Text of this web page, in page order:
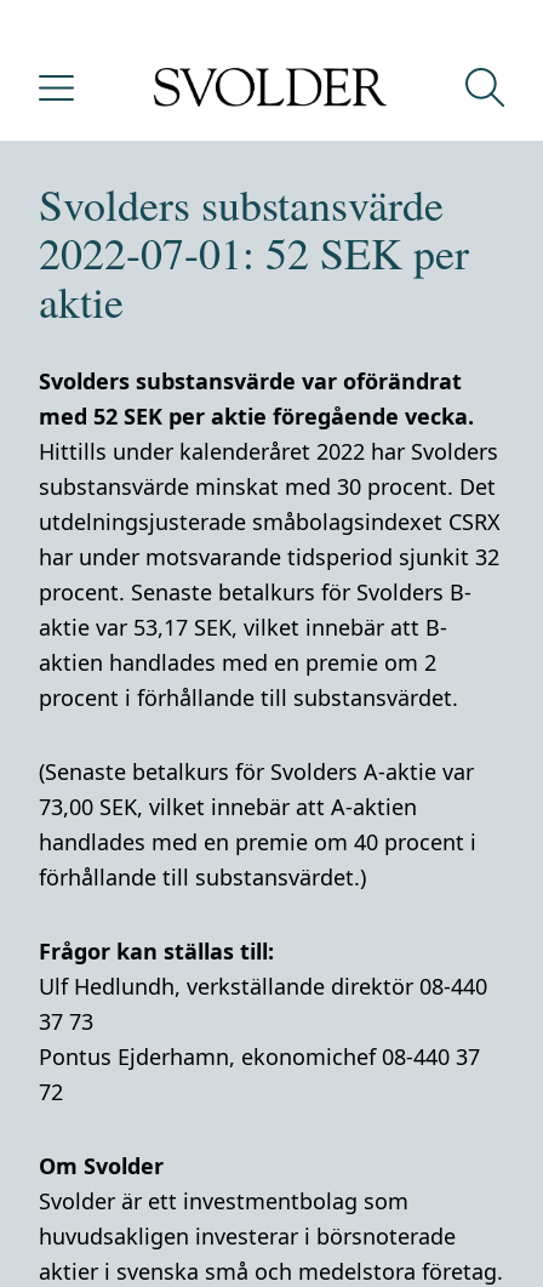
Svolders substansvärde
2022-07-01: 52 SEK per
aktie
Svolders substansvärde var oförändrat
med 52 SEK per aktie föregående vecka.
Hittills under kalenderåret 2022 har Svolders
substansvärde minskat med 30 procent. Det
utdelningsjusterade småbolagsindexet CSRX
har under motsvarande tidsperiod sjunkit 32
procent. Senaste betalkurs för Svolders B-
aktie var 53,17 SEK, vilket innebär att B-
aktien handlades med en premie om 2
procent i förhållande till substansvärdet.
(Senaste betalkurs för Svolders A-aktie var
73,00 SEK, vilket innebär att A-aktien
handlades med en premie om 40 procent i
förhållande till substansvärdet.)
Frågor kan ställas till:
Ulf Hedlundh, verkställande direktör 08-440
37 73
Pontus Ejderhamn, ekonomichef 08-440 37
72
Om Svolder
Svolder är ett investmentbolag som
huvudsakligen investerar i börsnoterade
aktier i svenska små och medelstora företag.